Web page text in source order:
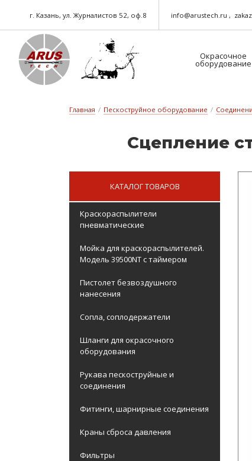
г. Казань, ул. Журналистов 52, оф.8 info@arustech.ru
Окрасочное
оборудование
Главная / Пескоструйное оборудование /
Сцеп­ле­ние
КАТАЛОГ ТОВАРОВ
Краскораспылители
пневматические
Мойка для краскораспылителей.
Модель 39500NT с таймером
Пистолет безвоздушного
нанесения
Сопла, соплодержатели
Шланги для окрасочного
оборудования
Рукава пескоструйные и
соединения
Фитинги, шарнирные соединения
Краны сброса давления
Фильтры